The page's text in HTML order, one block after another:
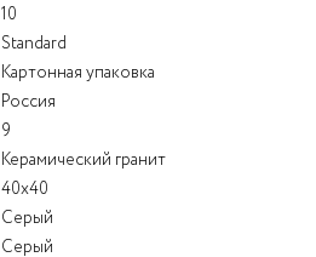
10
Standard
Картонная упаковка
Россия
9
Керамический гранит
40x40
Серый
Серый